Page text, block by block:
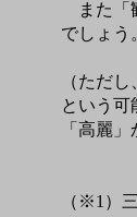
また「
でしょう
（ただ
という可
「高麗
（※1）